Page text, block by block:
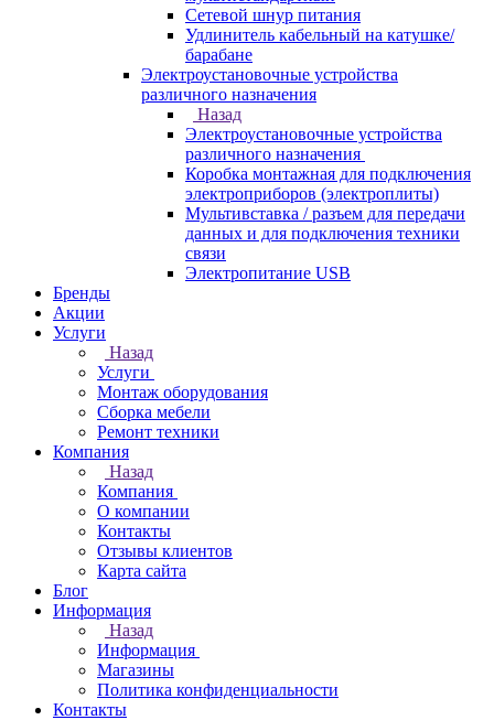
Сетевой шнур питания
Удлинитель кабельный на катушке/
барабане
Электроустановочные устройства
различного назначения
Назад
Электроустановочные устройства
различного назначения
Коробка монтажная для подключения
электроприборов (электроплиты)
Мультивставка / разъем для передачи
данных и для подключения техники
связи
Электропитание USB
Бренды
Акции
Услуги
Назад
Услуги
Монтаж оборудования
Сборка мебели
Ремонт техники
Компания
Назад
Компания
О компании
Контакты
Отзывы клиентов
Карта сайта
Блог
Информация
Назад
Информация
Магазины
Политика конфиденциальности
Контакты